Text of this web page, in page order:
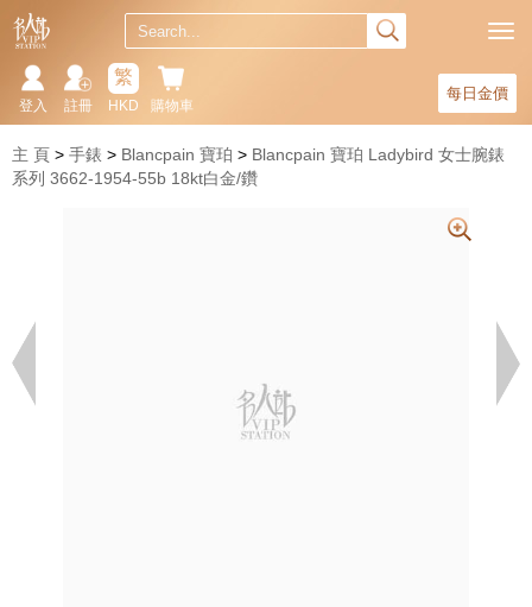
每日金價
購物車
繁
HKD
註冊
登入
主 頁 手錶 Blancpain 寶珀
Blancpain 寶珀 Ladybird 女士腕錶
系列 3662-1954-55b 18kt白金/鑽